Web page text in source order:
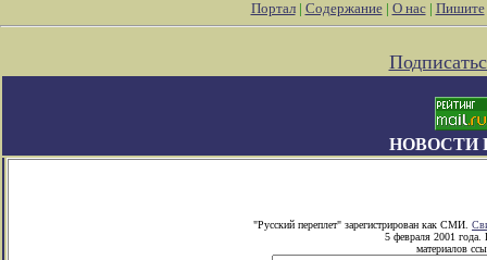
Портал| Содержание| О нас| Пишите
НОВОСТИ
"Русский переплет" зарегистрирован как СМИ.
5 февраля 2001 года.
материалов